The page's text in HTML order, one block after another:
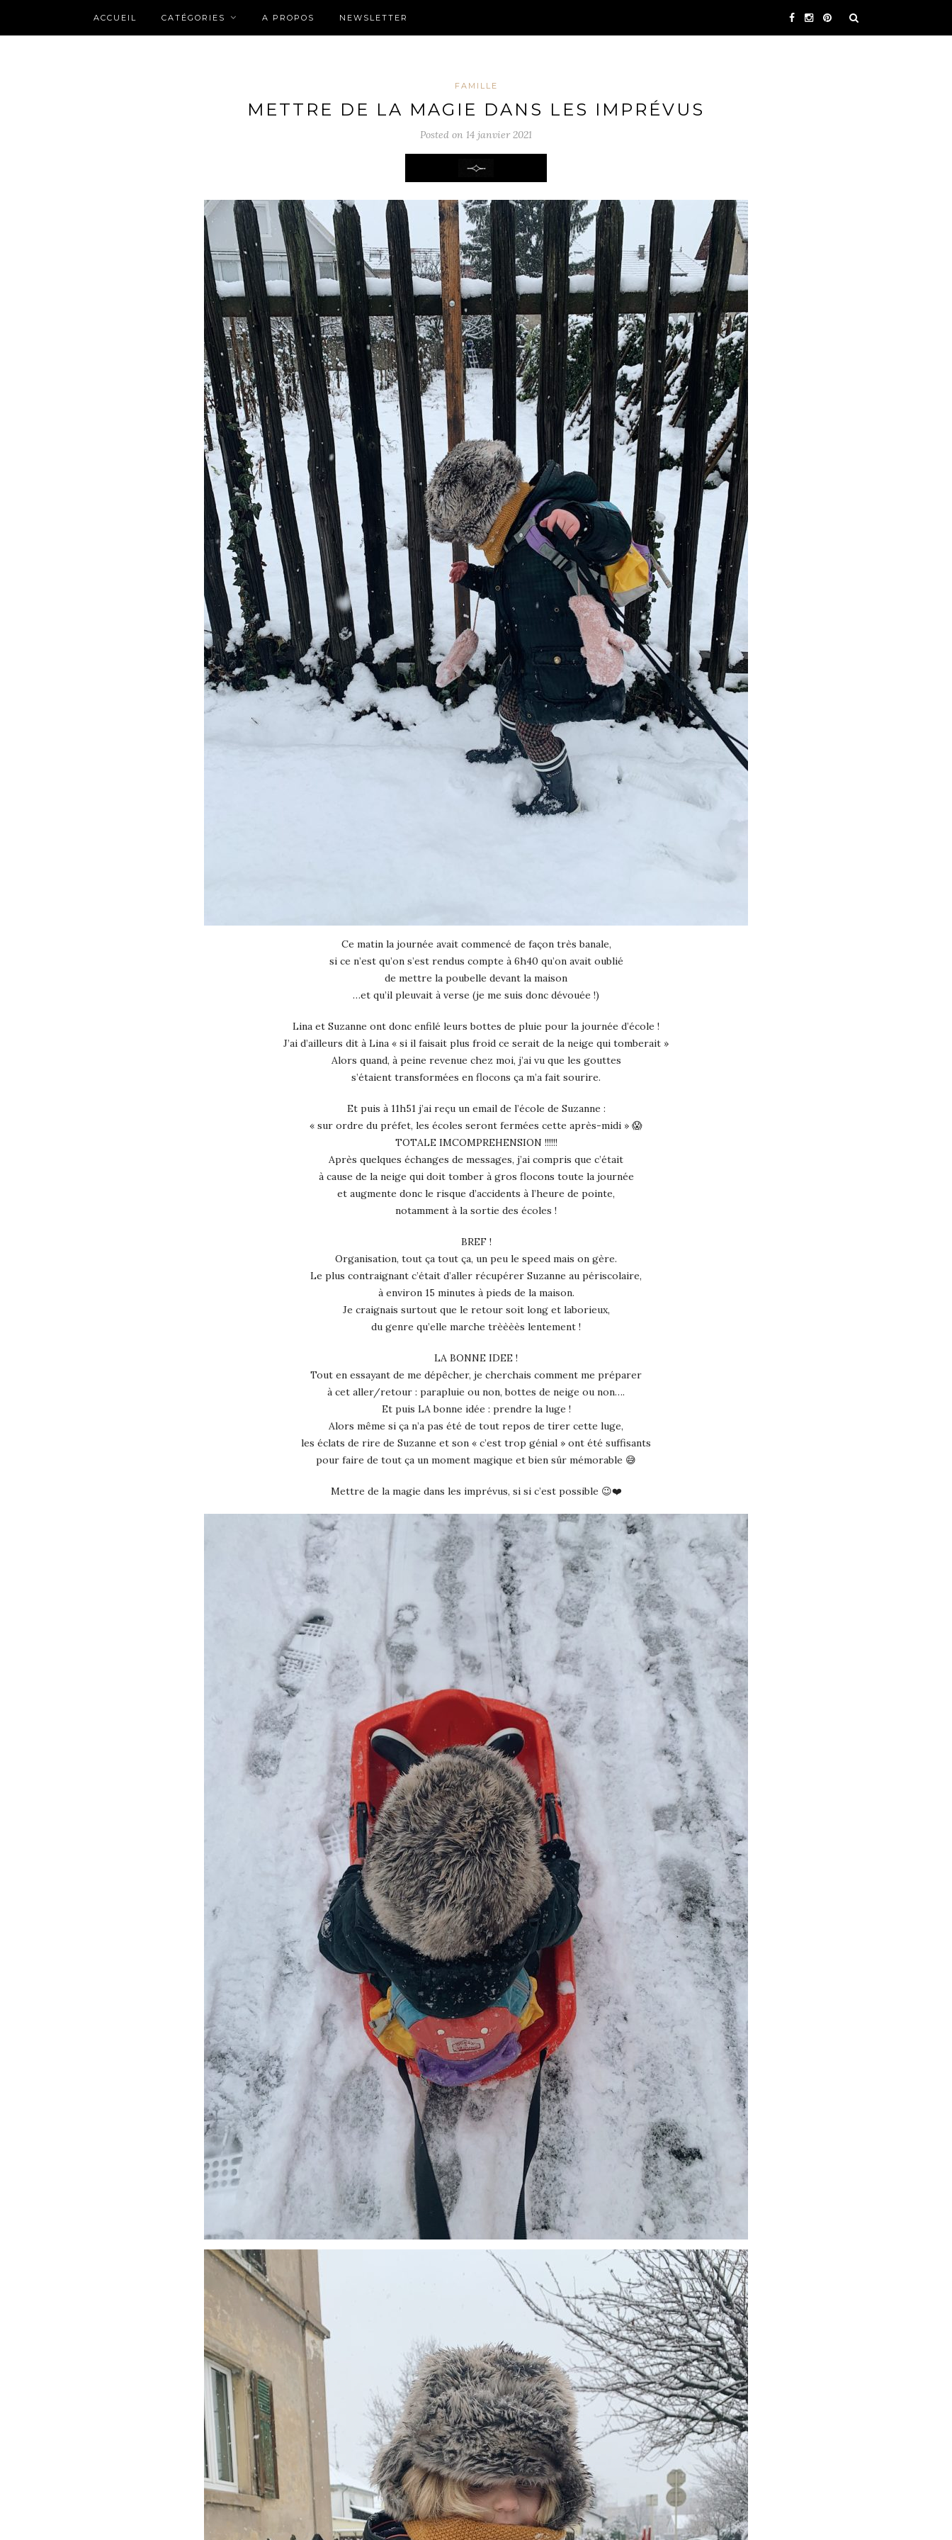
ACCUEIL CATÉGORIES A PROPOS NEWSLETTER
FAMILLE
METTRE DE LA MAGIE DANS LES IMPRÉVUS
Posted on 14 janvier 2021
Ce matin la journée avait commencé de façon très banale,
si ce n’est qu’on s’est rendus compte à 6h40 qu’on avait oublié
de mettre la poubelle devant la maison
…et qu’il pleuvait à verse (je me suis donc dévouée !)
Lina et Suzanne ont donc enfilé leurs bottes de pluie pour la journée d’école !
J’ai d’ailleurs dit à Lina « si il faisait plus froid ce serait de la neige qui tomberait »
Alors quand, à peine revenue chez moi, j’ai vu que les gouttes
s’étaient transformées en flocons ça m’a fait sourire.
Et puis à 11h51 j’ai reçu un email de l’école de Suzanne :
« sur ordre du préfet, les écoles seront fermées cette après-midi » 😱
TOTALE IMCOMPREHENSION !!!!!!
Après quelques échanges de messages, j’ai compris que c’était
à cause de la neige qui doit tomber à gros flocons toute la journée
et augmente donc le risque d’accidents à l’heure de pointe,
notamment à la sortie des écoles !
BREF !
Organisation, tout ça tout ça, un peu le speed mais on gère.
Le plus contraignant c’était d’aller récupérer Suzanne au périscolaire,
à environ 15 minutes à pieds de la maison.
Je craignais surtout que le retour soit long et laborieux,
du genre qu’elle marche trèèèès lentement !
LA BONNE IDEE !
Tout en essayant de me dépêcher, je cherchais comment me préparer
à cet aller/retour : parapluie ou non, bottes de neige ou non….
Et puis LA bonne idée : prendre la luge !
Alors même si ça n’a pas été de tout repos de tirer cette luge,
les éclats de rire de Suzanne et son « c’est trop génial » ont été suffisants
pour faire de tout ça un moment magique et bien sûr mémorable 😅
Mettre de la magie dans les imprévus, si si c’est possible 😉❤️